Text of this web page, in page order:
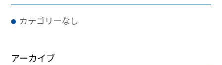
カテゴリーなし
アーカイブ